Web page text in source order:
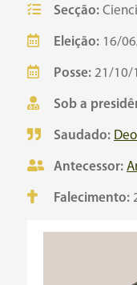
Secção:
Eleição: 16/
Posse: 21/10/
Sob a
Saudado:
Antecessor:
Falecimento: